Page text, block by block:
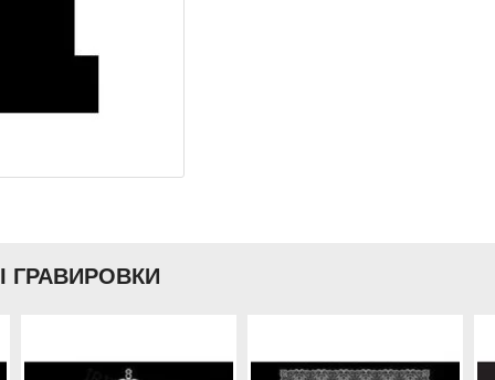
ГРАВИРОВКИ